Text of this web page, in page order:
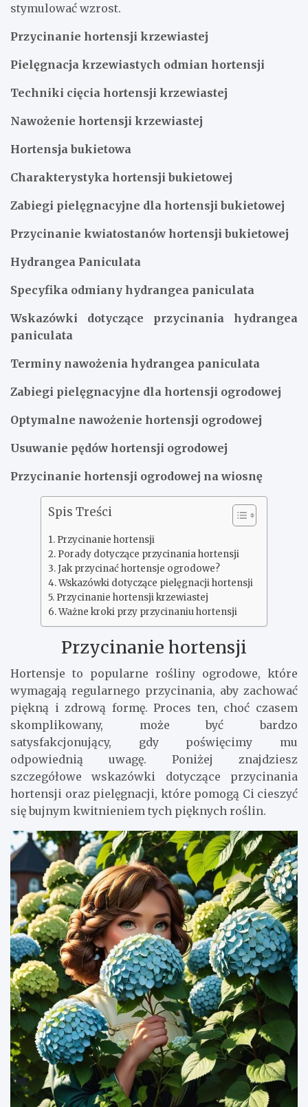
stymulować wzrost.
Przycinanie hortensji krzewiastej
Pielęgnacja krzewiastych odmian hortensji
Techniki cięcia hortensji krzewiastej
Nawożenie hortensji krzewiastej
Hortensja bukietowa
Charakterystyka hortensji bukietowej
Zabiegi pielęgnacyjne dla hortensji bukietowej
Przycinanie kwiatostanów hortensji bukietowej
Hydrangea Paniculata
Specyfika odmiany hydrangea paniculata
Wskazówki dotyczące przycinania hydrangea
paniculata
Terminy nawożenia hydrangea paniculata
Zabiegi pielęgnacyjne dla hortensji ogrodowej
Optymalne nawożenie hortensji ogrodowej
Usuwanie pędów hortensji ogrodowej
Przycinanie hortensji ogrodowej na wiosnę
Spis Treści
Przycinanie hortensji
Porady dotyczące przycinania hortensji
Jak przycinać hortensje ogrodowe?
Wskazówki dotyczące pielęgnacji hortensji
Przycinanie hortensji krzewiastej
Ważne kroki przy przycinaniu hortensji
Przycinanie hortensji
Hortensje to popularne rośliny ogrodowe, które
wymagają regularnego przycinania, aby zachować
piękną i zdrową formę. Proces ten, choć czasem
skomplikowany, może być bardzo
satysfakcjonujący, gdy poświęcimy mu
odpowiednią uwagę. Poniżej znajdziesz
szczegółowe wskazówki dotyczące przycinania
hortensji oraz pielęgnacji, które pomogą Ci cieszyć
się bujnym kwitnieniem tych pięknych roślin.